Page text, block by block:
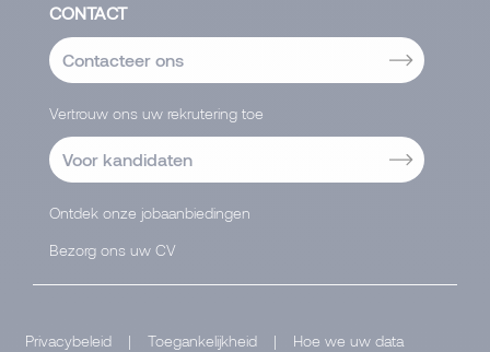
CONTACT
Contacteer ons
Vertrouw ons uw rekrutering toe
Voor kandidaten
Ontdek onze jobaanbiedingen
Bezorg ons uw CV
Privacybeleid | Toegankelijkheid |
Hoe we uw data